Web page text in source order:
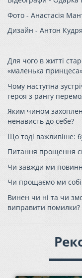
Фото - Анастасія
Дизайн - Антон
Для чого в житті
«маленька
Чому наступна
героя з рангу
Яким чином
ненависть до себе?
Що тоді важливіше:
Питання прощення
Чи завжди ми
Чи прощаємо ми
Винен чи ні та чи
виправити помилки?